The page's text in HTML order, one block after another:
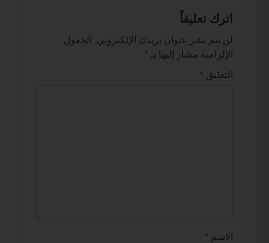
اترك تعليقاً
لن يتم نشر عنوان بريدك الإلكتروني.
الحقول
الإلزامية مشار إليها بـ *
التعليق *
الاسم *